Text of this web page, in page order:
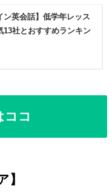
ン英会話】低学年レッス
13社とおすすめランキン
ココ
】